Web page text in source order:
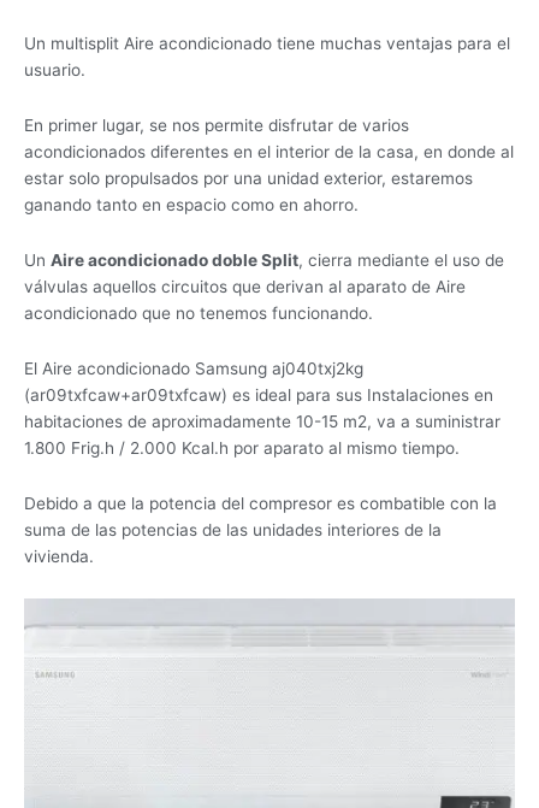
Un multisplit Aire acondicionado tiene muchas ventajas para el
usuario.
En primer lugar, se nos permite disfrutar de varios
acondicionados diferentes en el interior de la casa, en donde al
estar solo propulsados por una unidad exterior, estaremos
ganando tanto en espacio como en ahorro.
Un Aire acondicionado doble Split, cierra mediante el uso de
válvulas aquellos circuitos que derivan al aparato de Aire
acondicionado que no tenemos funcionando.
El Aire acondicionado Samsung aj040txj2kg
(ar09txfcaw+ar09txfcaw) es ideal para sus Instalaciones en
habitaciones de aproximadamente 10-15 m2, va a suministrar
1.800 Frig.h / 2.000 Kcal.h por aparato al mismo tiempo.
Debido a que la potencia del compresor es combatible con la
suma de las potencias de las unidades interiores de la
vivienda.